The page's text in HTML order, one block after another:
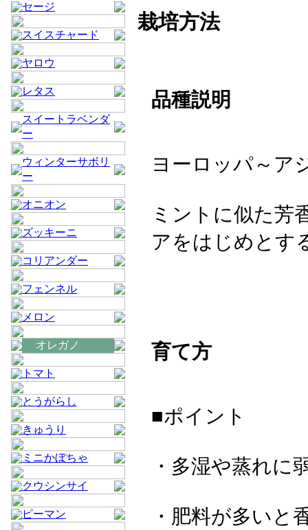
セージ
スイスチャード
ヤロウ
レタス
スイートラベンダ
ー
ウィンターサボリ
ー
オニオン
ズッキーニ
コリアンダー
フェンネル
メロン
オレガノ
トマト
とうがらし
きゅうり
ミニかぼちゃ
クウシンサイ
ピーマン
栽培方法
品種説明
ヨーロッパ～ア
ミントに似た芳
アをはじめとす
育て方
■ポイント
・多湿や蒸れに
・肥料が多い